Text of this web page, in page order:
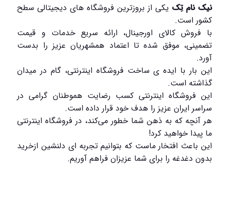
نیک نام تِک یکی از بروزترین فروشگاه های دیجیتالی سطح
کشور است.
با فروش کالای اورجینال، ارائه سریع خدمات و قیمت
تضمینی، موفق شده تا اعتماد همشهریان عزیز را بدست
آورد.
این بار با ایده ی ساخت فروشگاه اینترنتی، گام در میدان
گذاشته است.
این فروشگاه اینترنتی کسب رضایت هموطنان گرامی در
سراسر ایران عزیز را هدف خود قرار داده است.
هر آنچه که به ذهن شما خطور می‌کند، در فروشگاه اینترنتی
ما پیدا خواهید کرد!
این باعث افتخار ماست که بتوانیم تجربه ای دلنشین ازخرید
بدون دغدغه را برای شما عزیزان فراهم آوریم.